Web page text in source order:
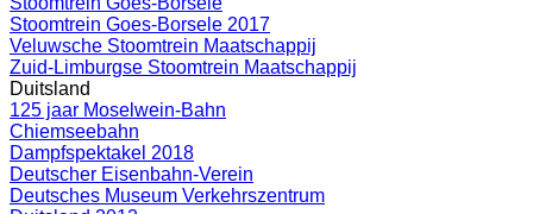
Stoomtrein Goes-Borsele 2017
Veluwsche Stoomtrein Maatschappij
Zuid-Limburgse Stoomtrein Maatschappij
Duitsland
125 jaar Moselwein-Bahn
Chiemseebahn
Dampfspektakel 2018
Deutscher Eisenbahn-Verein
Deutsches Museum Verkehrszentrum